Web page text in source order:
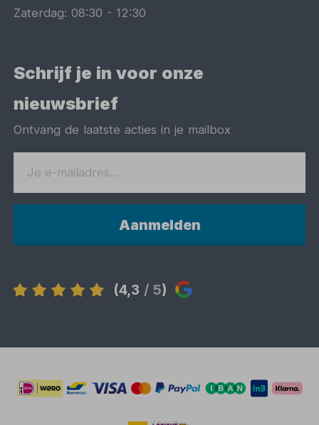
Zaterdag:08:30 -12:30
Schrijf je in voor onze
nieuwsbrief
Ontvang de laatste acties in je mailbox
Aanmelden
(4,3 / 5)